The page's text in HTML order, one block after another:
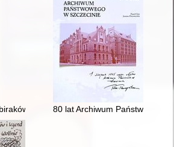
: zbiór tekstów źródłowych. Cz. 1
80 lat Archiwum Państwowego